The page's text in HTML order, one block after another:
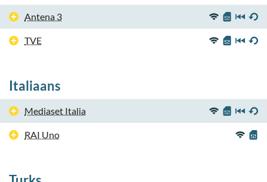
Antena 3
TVE
Italiaans
Mediaset Italia
RAI Uno